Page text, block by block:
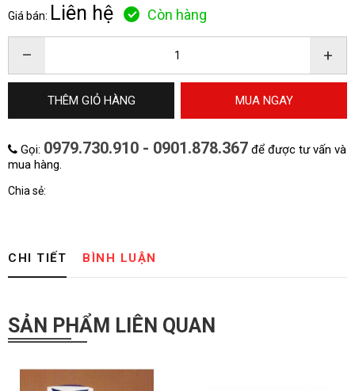
Giá bán: Liên hệ Còn hàng
– +
THÊM GIỎ HÀNG MUA NGAY
Gọi: 0979.730.910 - 0901.878.367 để được tư vấn và
mua hàng.
Chia sẻ:
CHI TIẾT BÌNH LUẬN
SẢN PHẨM LIÊN QUAN